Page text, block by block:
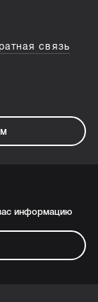
связь
информацию